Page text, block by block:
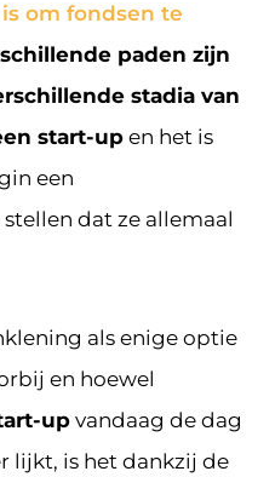
om fondsen te
paden zijn
stadia van
start-up en het is
een
dat ze allemaal
als enige optie
en hoewel
up vandaag de dag
lijkt, is het dankzij de